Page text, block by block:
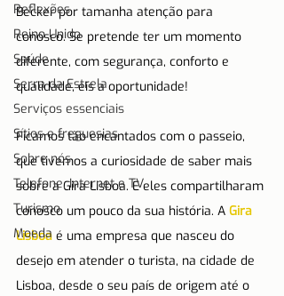
Reflexões
Reino Unido
Saúde
Serra da Estrela
Serviços essenciais
Sítios e freguesias
Sobre nós
Telefone, Internet e TV
Turismo
Moeda
Becker por tamanha atenção para
conosco. Se pretende ter um momento
diferente, com segurança, conforto e
qualidade, eis a oportunidade!
Ficamos tão encantados com o passeio,
que tivemos a curiosidade de saber mais
sobre a Gira Lisboa. E eles compartilharam
conosco um pouco da sua história. A Gira
Lisboa é uma empresa que nasceu do
desejo em atender o turista, na cidade de
Lisboa, desde o seu país de origem até o